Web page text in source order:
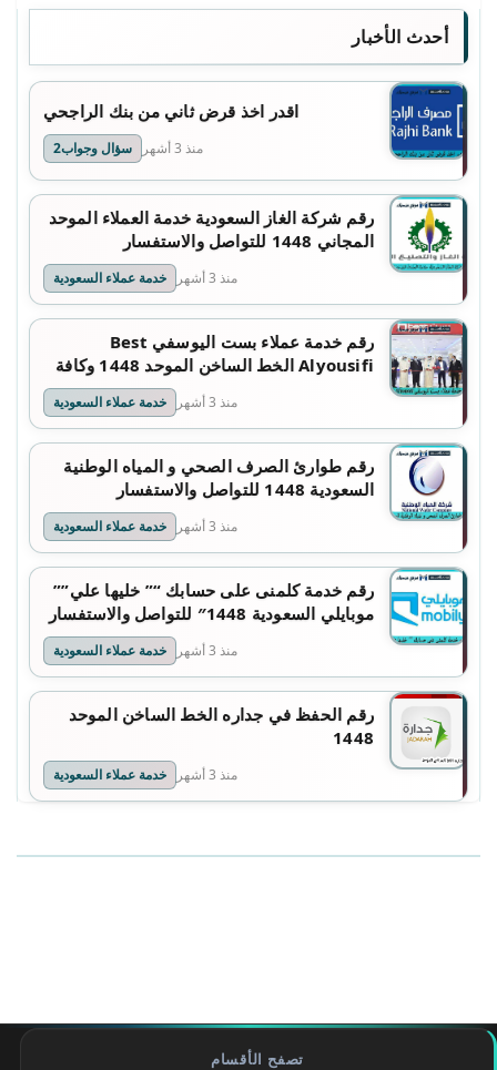
أحدث الأخبار
اقدر اخذ قرض ثاني من بنك الراجحي
منذ 3 أشهر سؤال وجواب2
رقم شركة الغاز السعودية خدمة العملاء الموحد
المجاني 1448 للتواصل والاستفسار
منذ 3 أشهر خدمة عملاء السعودية
رقم خدمة عملاء بست اليوسفي Best
Alyousifi الخط الساخن الموحد 1448 وكافة
منذ 3 أشهر خدمة عملاء السعودية
رقم طوارئ الصرف الصحي و المياه الوطنية
السعودية 1448 للتواصل والاستفسار
منذ 3 أشهر خدمة عملاء السعودية
رقم خدمة كلمنى على حسابك “” خليها علي””
موبايلي السعودية 1448″ للتواصل والاستفسار
منذ 3 أشهر خدمة عملاء السعودية
رقم الحفظ في جداره الخط الساخن الموحد
1448
منذ 3 أشهر خدمة عملاء السعودية
تصفح الأقسام